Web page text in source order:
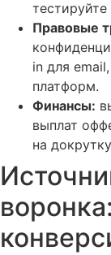
Правовые
in для
платформ.
Финансы:
выплат
на